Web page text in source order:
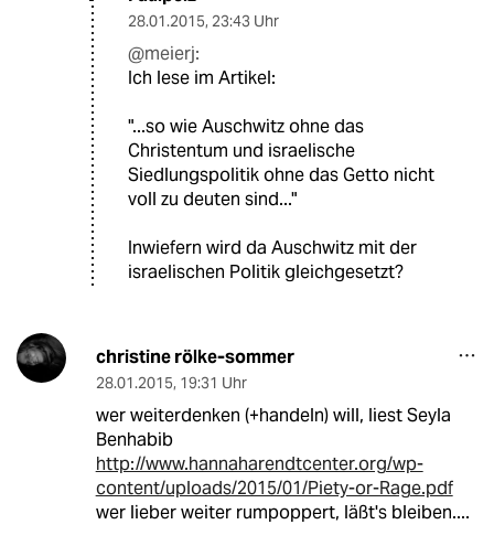
28.01.2015, 23:43 Uhr
@meierj:
Ich lese im Artikel:
"...so wie Auschwitz ohne das
Christentum und israelische
Siedlungspolitik ohne das Getto nicht
voll zu deuten sind..."
Inwiefern wird da Auschwitz mit der
israelischen Politik gleichgesetzt?
christine rölke-sommer
28.01.2015, 19:31 Uhr
wer weiterdenken (+handeln) will, liest Seyla
Benhabib
http://www.hannaharendtcenter.org/wp-
content/uploads/2015/01/Piety-or-Rage.pdf
wer lieber weiter rumpoppert, läßt's bleiben....